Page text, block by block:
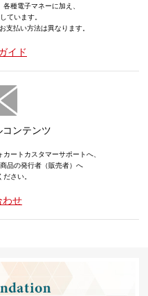
種電子マネーに加え、
ています。
支払い方法は異なります。
イド
ンテンツ
ートカスタマーサポートへ、
品の発行者（販売者）へ
さい。
わせ